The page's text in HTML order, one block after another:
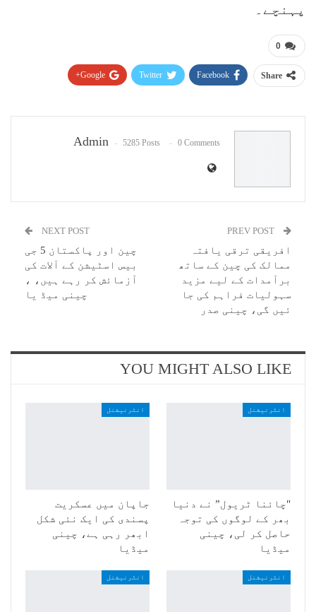
پہنچے۔
0
Share
Facebook
Twitter
Google+
Admin 5285 Posts 0 Comments
افریقی ترقی یافتہ
ممالک کی چین کے ساتھ
برآمدات کے لیے مزید
سہولیات فراہم کی جا
ئیں گی، چینی صدر
NEXT POST
چین اور پاکستان 5 جی
بیس اسٹیشن کے آلات کی
آزمائش کر رہے ہیں، ،
چینی میڈ یا
YOU MIGHT ALSO LIKE
انٹرنیشنل
"چائنا ٹریول” نے دنیا
بھر کے لوگوں کی توجہ
حاصل کر لی، چینی
میڈیا
انٹرنیشنل
جاپان میں عسکریت
پسندی کی ایک نئی شکل
ابھر رہی ہے، چینی
میڈیا
انٹرنیشنل انٹرنیشنل